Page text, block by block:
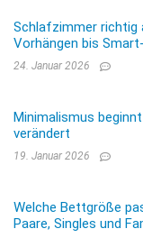
Schlafzimmer richtig
Vorhängen bis
24. Januar 2026
Minimalismus
verändert
19. Januar 2026
Welche Bettgröße
Paare, Singles und